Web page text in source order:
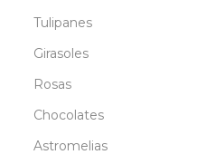
Tulipanes
Girasoles
Rosas
Chocolates
Astromelias